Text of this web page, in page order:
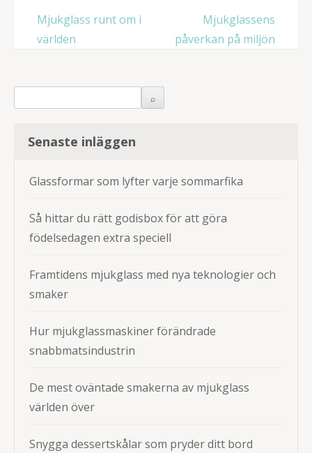
Inläggsnavigering
Mjukglass runt om i
världen
Mjukglassens
påverkan på miljön
Senaste inläggen
Glassformar som lyfter varje sommarfika
Så hittar du rätt godisbox för att göra
födelsedagen extra speciell
Framtidens mjukglass med nya teknologier och
smaker
Hur mjukglassmaskiner förändrade
snabbmatsindustrin
De mest oväntade smakerna av mjukglass
världen över
Snygga dessertskålar som pryder ditt bord